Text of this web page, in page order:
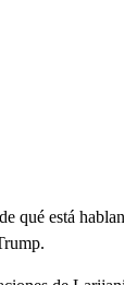
qué está